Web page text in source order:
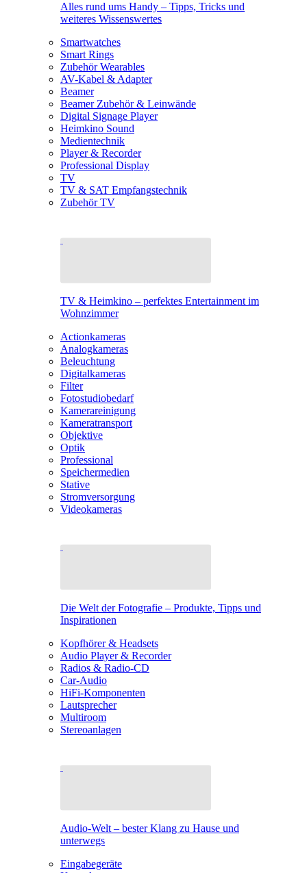
Alles rund ums Handy – Tipps, Tricks und
weiteres Wissenswertes
Smartwatches
Smart Rings
Zubehör Wearables
AV-Kabel & Adapter
Beamer
Beamer Zubehör & Leinwände
Digital Signage Player
Heimkino Sound
Medientechnik
Player & Recorder
Professional Display
TV
TV & SAT Empfangstechnik
Zubehör TV
TV & Heimkino – perfektes Entertainment im
Wohnzimmer
Actionkameras
Analogkameras
Beleuchtung
Digitalkameras
Filter
Fotostudiobedarf
Kamerareinigung
Kameratransport
Objektive
Optik
Professional
Speichermedien
Stative
Stromversorgung
Videokameras
Die Welt der Fotografie – Produkte, Tipps und
Inspirationen
Kopfhörer & Headsets
Audio Player & Recorder
Radios & Radio-CD
Car-Audio
HiFi-Komponenten
Lautsprecher
Multiroom
Stereoanlagen
Audio-Welt – bester Klang zu Hause und
unterwegs
Eingabegeräte